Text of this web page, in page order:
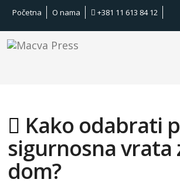
Početna O nama +381 11 613 84 12
Kako odabrati
sigurnosna vrata
dom?